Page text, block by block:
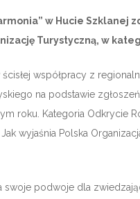
w Hucie Szklanej
Turystyczną, w
współpracy z
na podstawie
roku. Kategoria Odkrycie
wyjaśnia Polska
swoje podwoje dla